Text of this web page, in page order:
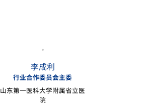
李成利
行业合作委员会主委
山东第一医科大学附属省立医
院